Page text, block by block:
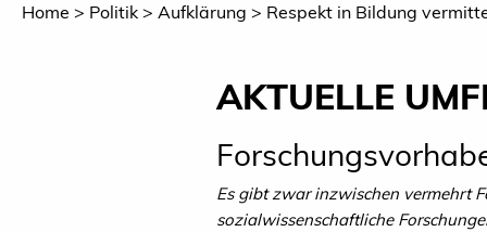
Home Politik Aufklärung Respekt in Bildung
AKTUELLE
Es gibt zwar inzwischen vermehrt
sozialwissenschaftliche